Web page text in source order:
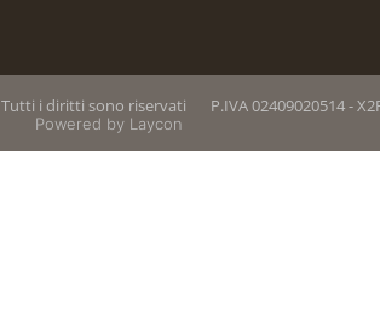
Tutti i diritti sono riservati P.IVA 02409020514 -
Powered by Laycon